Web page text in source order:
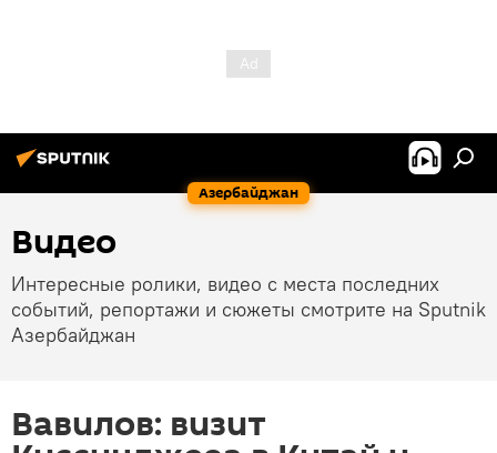
Азербайджан
Видео
Интересные ролики, видео с места последних
событий, репортажи и сюжеты смотрите на Sputnik
Азербайджан
Вавилов: визит